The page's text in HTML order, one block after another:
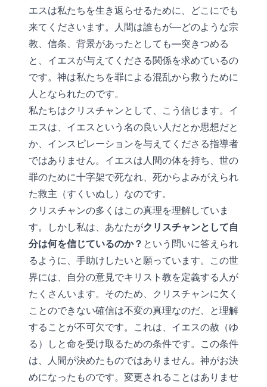
エスは私たちを生き返らせるために、どこにでも
来てくださいます。人間は誰もが―どのような宗
教、信条、背景があったとしても―突きつめる
と、イエスが与えてくださる関係を求めているの
です。神は私たちを罪による混乱から救うために
人となられたのです。
私たちはクリスチャンとして、こう信じます。イ
エスは、イエスという名の良い人だとか思想だと
か、インスピレーションを与えてくださる指導者
ではありません。イエスは人間の体を持ち、世の
罪のために十字架で死なれ、死からよみがえられ
た救主（すくいぬし）なのです。
クリスチャンの多くはこの真理を理解していま
す。しかし私は、あなたがクリスチャンとして自
分は何を信じているのか？ という問いに答えられ
るように、手助けしたいと願っています。この世
界には、自分の意見でキリスト教を定義する人が
たくさんいます。そのため、クリスチャンに欠く
ことのできない確信は不変の真理なのだ、と理解
することが不可欠です。これは、イエスの赦（ゆ
る）しと命を受け取るための条件です。この条件
は、人間が決めたものではありません。神がお決
めになったものです。変更されることはありませ